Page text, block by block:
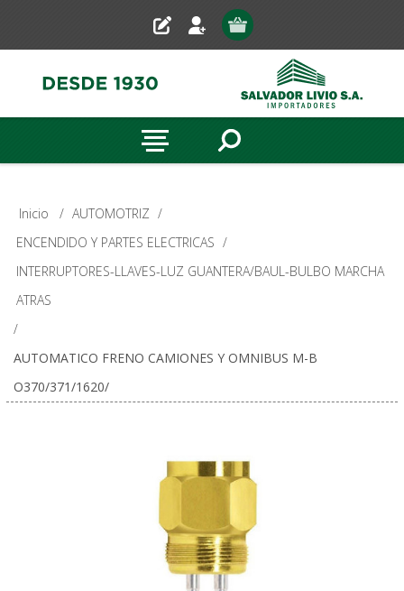
Inicio / AUTOMOTRIZ /
ENCENDIDO Y PARTES ELECTRICAS /
INTERRUPTORES-LLAVES-LUZ GUANTERA/BAUL-BULBO MARCHA
ATRAS
/
AUTOMATICO FRENO CAMIONES Y OMNIBUS M-B
O370/371/1620/